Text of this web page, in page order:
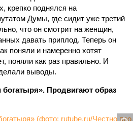
крепко поднялся на
Думы, где сидит уже третий
что он смотрит на женщин,
давать приплод. Теперь он
поняли и намеренно хотят
поняли как раз правильно. И
выводы.
богатыря». Продвигают образ